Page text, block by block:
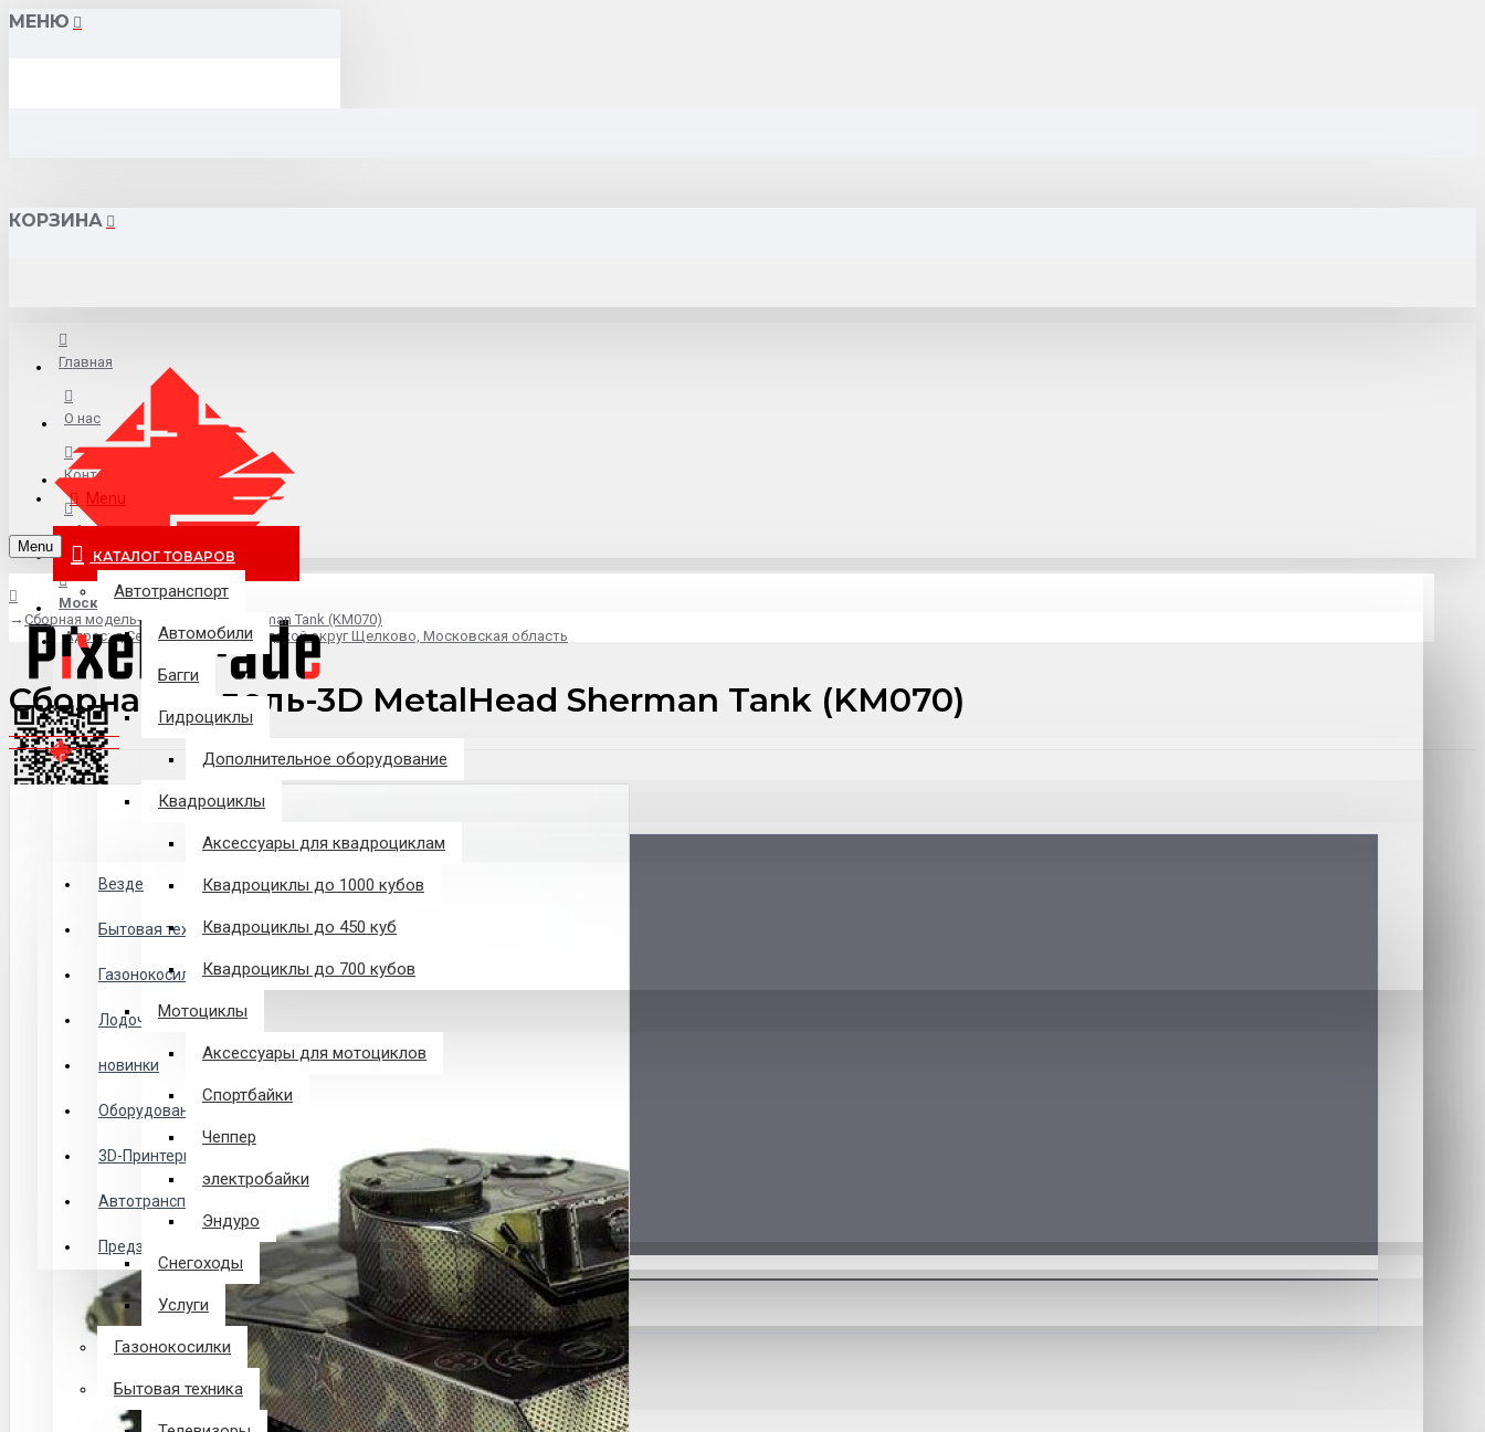
МЕНЮ
КОРЗИНА
Главная
О нас
Контакты
info@pixel-trade.ru
Москва
Адрес: д.Серково, вл1А, городской округ Щелково, Московская область
Везде
Бытовая техника
Газонокосилки
Лодочные Моторы
новинки
Оборудование
3D-Принтеры
Автотранспорт
Предзаказ из Китая
Филиалы
Закладки
0 товар(ов) - 0 р.
В корзине пусто!
Menu
КАТАЛОГ ТОВАРОВ
Автотранспорт
Автомобили
Багги
Гидроциклы
Дополнительное оборудование
Квадроциклы
Аксессуары для квадроциклам
Квадроциклы до 1000 кубов
Квадроциклы до 450 куб
Квадроциклы до 700 кубов
Мотоциклы
Аксессуары для мотоциклов
Спортбайки
Чеппер
электробайки
Эндуро
Снегоходы
Услуги
Газонокосилки
Бытовая техника
Menu
Сборная модель-3D MetalHead Sherman Tank (KM070)
Сборная модель-3D MetalHead Sherman Tank (KM070)